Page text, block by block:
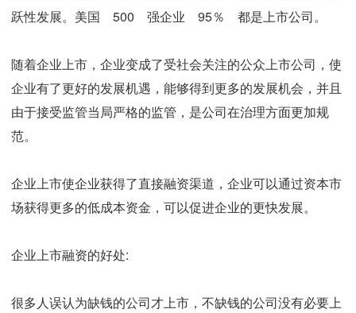
跃性发展。美国 500 强企业 95％ 都是上市公司。
随着企业上市，企业变成了受社会关注的公众上市公司，使
企业有了更好的发展机遇，能够得到更多的发展机会，并且
由于接受监管当局严格的监管，是公司在治理方面更加规
范。
企业上市使企业获得了直接融资渠道，企业可以通过资本市
场获得更多的低成本资金，可以促进企业的更快发展。
企业上市融资的好处:
很多人误认为缺钱的公司才上市，不缺钱的公司没有必要上